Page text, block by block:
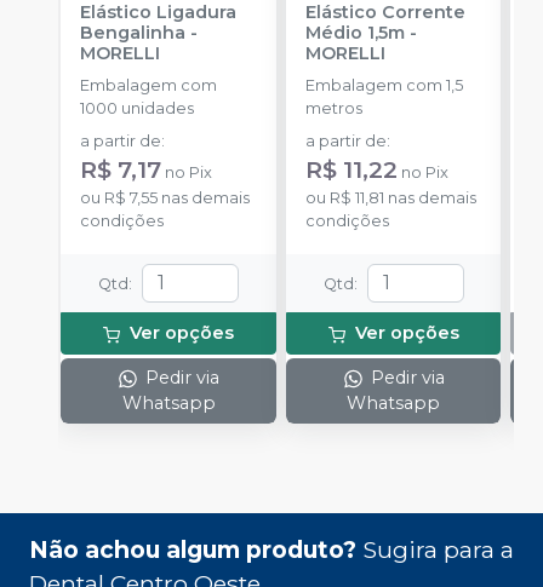
Elástico Ligadura
Bengalinha -
MORELLI
Embalagem com
1000 unidades
a partir de:
R$ 7,17 no Pix
ou R$ 7,55 nas demais
condições
Qtd :
Ver opções
Pedir via
Whatsapp
Elástico Corrente
Médio 1,5m-
MORELLI
Embalagem com 1,5
metros
a partir de:
R$ 11,22 no Pix
ou R$ 11,81 nas demais
condições
Qtd :
Ver opções
Pedir via
Whatsapp
Não achou algum produto? Sugira para a